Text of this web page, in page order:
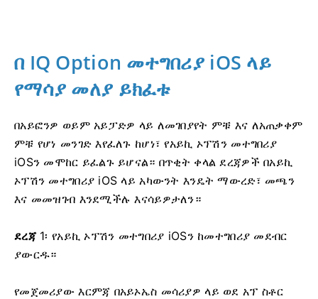
በ IQ Option መተግበሪያ iOS ላይ
የማሳያ መለያ ይክፈቱ
በአይፎንዎ ወይም አይፓድዎ ላይ ለመገበያየት ምቹ እና ለአጠቃቀም
ምቹ የሆነ መንገድ እየፈለጉ ከሆነ፣ የአይኪ ኦፕሽን መተግበሪያ
iOSን መሞከር ይፈልጉ ይሆናል። በጥቂት ቀላል ደረጃዎች በአይኪ
ኦፕሽን መተግበሪያ iOS ላይ አካውንት እንዴት ማውረድ፣ መጫን
እና መመዝገብ እንደሚችሉ እናሳይዎታለን።
ደረጃ1፡ የአይኪ ኦፕሽን መተግበሪያ iOSን ከመተግበሪያ መደብር
ያውርዱ።
የመጀመሪያው እርምጃ በአይኦኤስ መሳሪያዎ ላይ ወደ አፕ ስቶር